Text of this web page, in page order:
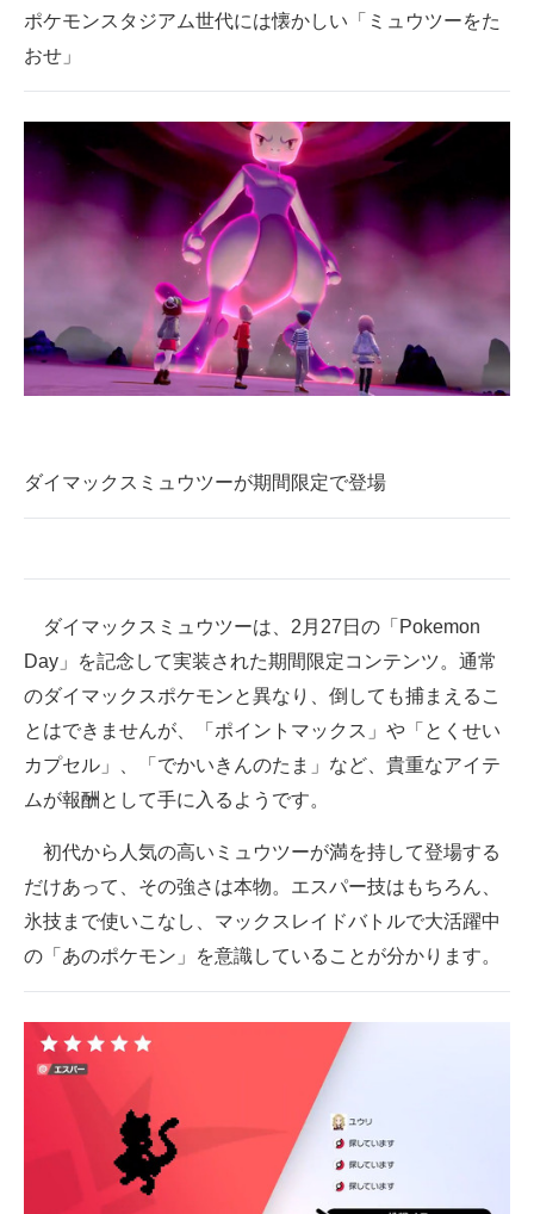
ITエンジニア向け専門サイト
企業向けIT製品の総合サイト
製造業のIT導入・活用を支援
モノづくり技術者専門サイト
エレクトロニクス専門サイト
電子設計の基本と応用
エネルギーの専門メディア
ちょっと気になるネットの話題
ポケモンスタジアム世代には懐かしい「ミュウツーをた
おせ」
ダイマックスミュウツーが期間限定で登場
ダイマックスミュウツーは、2月27日の「Pokemon
Day」を記念して実装された期間限定コンテンツ。通常
のダイマックスポケモンと異なり、倒しても捕まえるこ
とはできませんが、「ポイントマックス」や「とくせい
カプセル」、「でかいきんのたま」など、貴重なアイテ
ムが報酬として手に入るようです。
初代から人気の高いミュウツーが満を持して登場する
だけあって、その強さは本物。エスパー技はもちろん、
氷技まで使いこなし、マックスレイドバトルで大活躍中
の「あのポケモン」を意識していることが分かります。